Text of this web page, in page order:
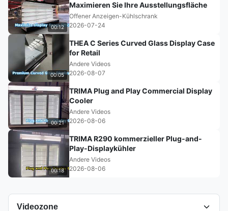
00:12
Maximieren Sie Ihre Ausstellungsfläche
Offener Anzeigen-Kühlschrank
2026-07-24
00:05
THEA C Series Curved Glass Display Case
for Retail
Andere Videos
2026-08-07
00:21
TRIMA Plug and Play Commercial Display
Cooler
Andere Videos
2026-08-06
00:18
TRIMA R290 kommerzieller Plug-and-
Play-Displaykühler
Andere Videos
2026-08-06
Videozone